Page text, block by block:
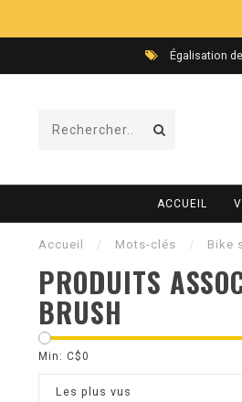
Égalisation
ACCUEIL
Accueil / Mots-clés / Bike
PRODUITS
BRUSH
Min: C$0
Les plus vus